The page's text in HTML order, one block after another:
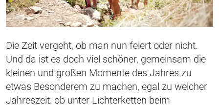
Die Zeit vergeht, ob man nun feiert oder nicht.
Und da ist es doch viel schöner, gemeinsam die
kleinen und großen Momente des Jahres zu
etwas Besonderem zu machen, egal zu welcher
Jahreszeit: ob unter Lichterketten beim